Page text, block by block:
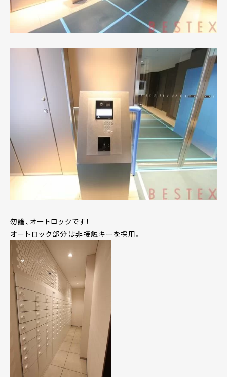
勿論、オートロックです！
オートロック部分は非接触キーを採用。